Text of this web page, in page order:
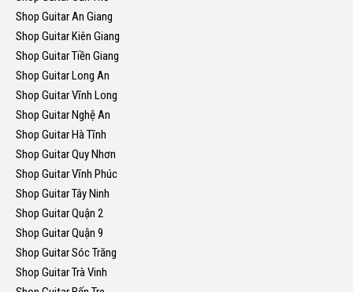
Shop Guitar An Giang
Shop Guitar Kiên Giang
Shop Guitar Tiền Giang
Shop Guitar Long An
Shop Guitar Vĩnh Long
Shop Guitar Nghệ An
Shop Guitar Hà Tĩnh
Shop Guitar Quy Nhơn
Shop Guitar Vĩnh Phúc
Shop Guitar Tây Ninh
Shop Guitar Quận 2
Shop Guitar Quận 9
Shop Guitar Sóc Trăng
Shop Guitar Trà Vinh